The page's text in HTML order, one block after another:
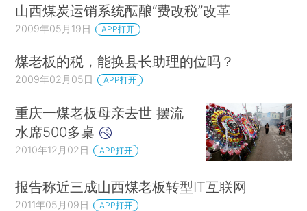
山西煤炭运销系统酝酿“费改税”改革
2009年05月19日 APP打开
煤老板的税，能换县长助理的位吗？
2009年02月05日 APP打开
重庆一煤老板母亲去世 摆流
水席500多桌
2010年12月02日 APP打开
报告称近三成山西煤老板转型IT互联网
2011年05月09日 APP打开